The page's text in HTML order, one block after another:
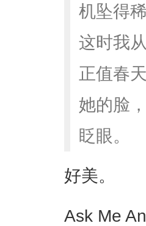
机坠得
这时我
正值春
她的脸
眨眼。
好美。
Ask Me